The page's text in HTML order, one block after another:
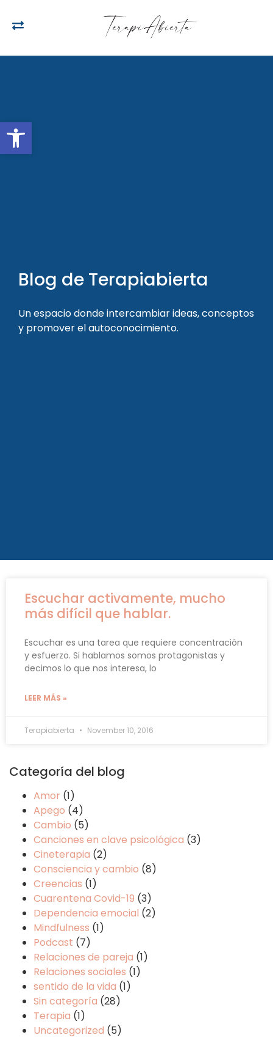
Open toolbar
Blog de Terapiabierta
Un espacio donde intercambiar ideas, conceptos
y promover el autoconocimiento.
Escuchar activamente, mucho
más difícil que hablar.
Escuchar es una tarea que requiere concentración
y esfuerzo. Si hablamos somos protagonistas y
decimos lo que nos interesa, lo
LEER MÁS »
Terapiabierta November 10, 2016
Categoría del blog
Amor (1)
Apego (4)
Cambio (5)
Canciones en clave psicológica (3)
Cineterapia (2)
Consciencia y cambio (8)
Creencias (1)
Cuarentena Covid-19 (3)
Dependencia emocial (2)
Mindfulness (1)
Podcast (7)
Relaciones de pareja (1)
Relaciones sociales (1)
sentido de la vida (1)
Sin categoría (28)
Terapia (1)
Uncategorized (5)